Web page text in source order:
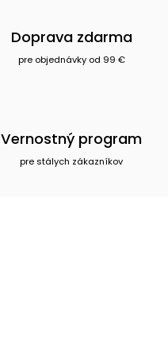
Doprava zdarma
pre objednávky od 99 €
Vernostný program
pre stálych zákazníkov